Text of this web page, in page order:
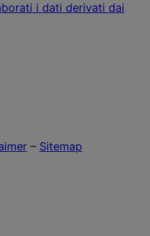
i dati derivati dai
– Sitemap